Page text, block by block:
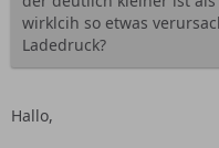
wirklcih so etwas
Ladedruck?
Hallo,